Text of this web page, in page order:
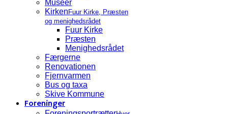
Museer
Kirken Fuur Kirke, Præsten
og menighedsrådet
Fuur Kirke
Præsten
Menighedsrådet
Færgerne
Renovationen
Fjernvarmen
Bus og taxa
Skive Kommune
Foreninger